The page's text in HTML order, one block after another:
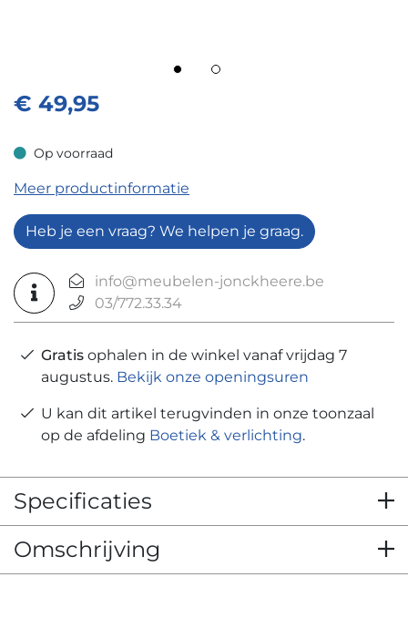
€ 49,95
Op voorraad
Op voorraad
Meer productinformatie
Heb je een vraag? We helpen je graag.
info@meubelen-jonckheere.be
03/772.33.34
Gratis ophalen in de winkel vanaf vrijdag 7
augustus. Bekijk onze openingsuren
U kan dit artikel terugvinden in onze toonzaal
op de afdeling Boetiek & verlichting.
Specificaties
Omschrijving